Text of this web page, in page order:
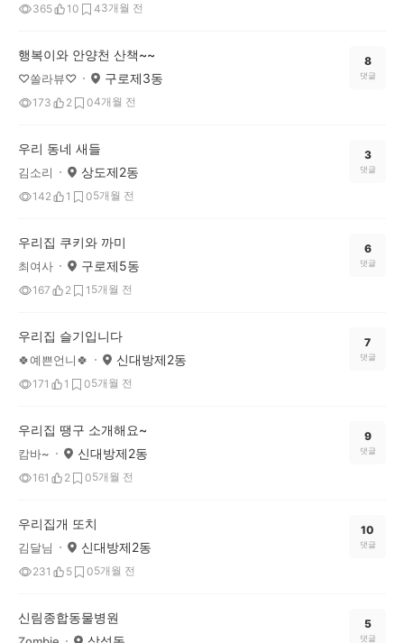
365 10 43개월 전
행복이와 안양천 산책~~
♡쏠라뷰♡ 구로제3동
173 2 04개월 전
8
댓글
우리 동네 새들
김소리 상도제2동
142 1 05개월 전
3
댓글
우리집 쿠키와 까미
최여사 구로제5동
167 2 1 5개월 전
6
댓글
우리집 슬기입니다
🍀예쁜언니🍀 신대방제2동
171 1 05개월 전
7
댓글
우리집 땡구 소개해요~
캄바~ 신대방제2동
161 2 05개월 전
9
댓글
우리집개 또치
김달님 신대방제2동
231 5 05개월 전
10
댓글
신림종합동물병원 5
댓글